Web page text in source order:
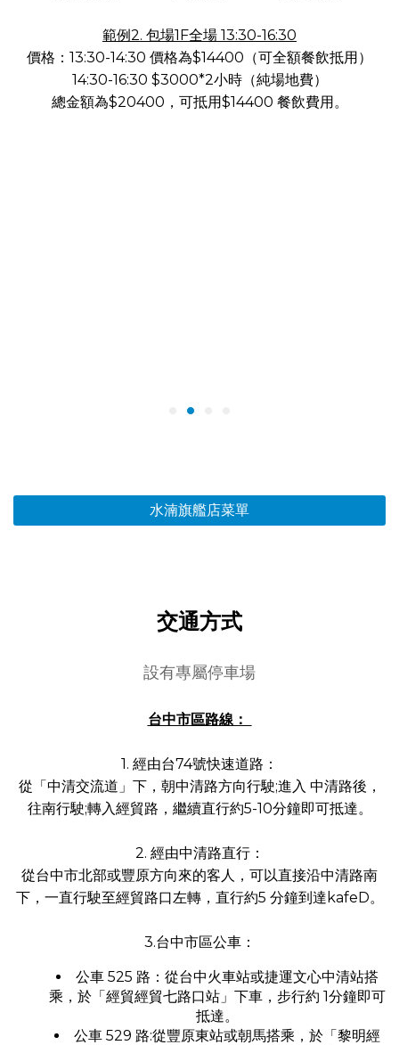
範例2. 包場1F全場 13:30-16:30
價格：13:30-14:30 價格為$14400（可全額餐飲抵用）
14:30-16:30 $3000*2小時（純場地費）
總金額為$20400，可抵用$14400 餐飲費用。
水湳旗艦店菜單
交通方式
設有專屬停車場
台中市區路線：
1. 經由台74號快速道路：
從「中清交流道」下，朝中清路方向行駛;進入 中清路後，
往南行駛;轉入經貿路，繼續直行約5-10分鐘即可抵達。
2. 經由中清路直行：
從台中市北部或豐原方向來的客人，可以直接沿中清路南
下，一直行駛至經貿路口左轉，直行約5 分鐘到達kafeD。
3.台中市區公車：
公車 525 路：從台中火車站或捷運文心中清站搭
乘，於「經貿經貿七路口站」下車，步行約 1分鐘即可
抵達。
公車 529 路:從豐原東站或朝馬搭乘，於「黎明經